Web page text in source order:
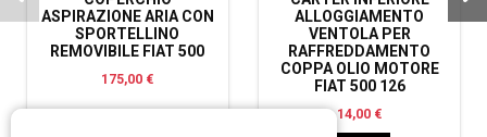
ASPIRAZIONE ARIA CON
SPORTELLINO
REMOVIBILE FIAT 500
175,00 €
ALLOGGIAMENTO
VENTOLA PER
RAFFREDDAMENTO
COPPA OLIO MOTORE
FIAT 500 126
14,00 €